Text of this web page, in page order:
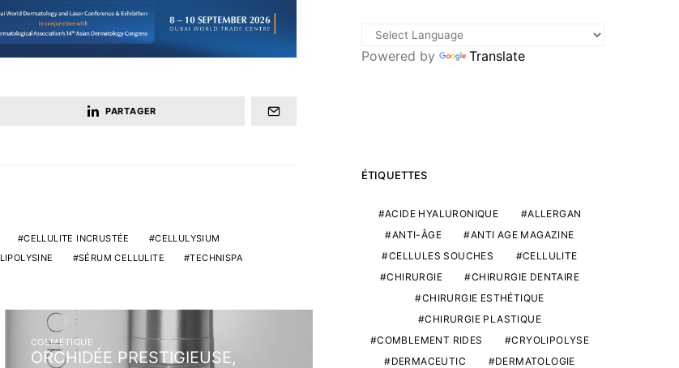
PARTAGER
CELLULITE INCRUSTÉE
CELLULYSIUM
LIPOLYSINE SÉRUM CELLULITE TECHNISPA
COSMÉTIQUE
ORCHIDÉE PRESTIGIEUSE,
Powered by Translate
ÉTIQUETTES
ACIDE HYALURONIQUE
ALLERGAN
ANTI-ÂGE
ANTI AGE MAGAZINE
CELLULES SOUCHES
CELLULITE
CHIRURGIE
CHIRURGIE DENTAIRE
CHIRURGIE ESTHÉTIQUE
CHIRURGIE PLASTIQUE
COMBLEMENT RIDES
CRYOLIPOLYSE
DERMACEUTIC
DERMATOLOGIE